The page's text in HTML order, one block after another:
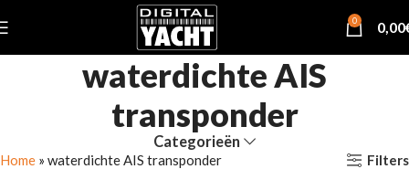
0 0,00
waterdichte AIS
transponder
Categorieën
Home » waterdichte AIS transponder Filters